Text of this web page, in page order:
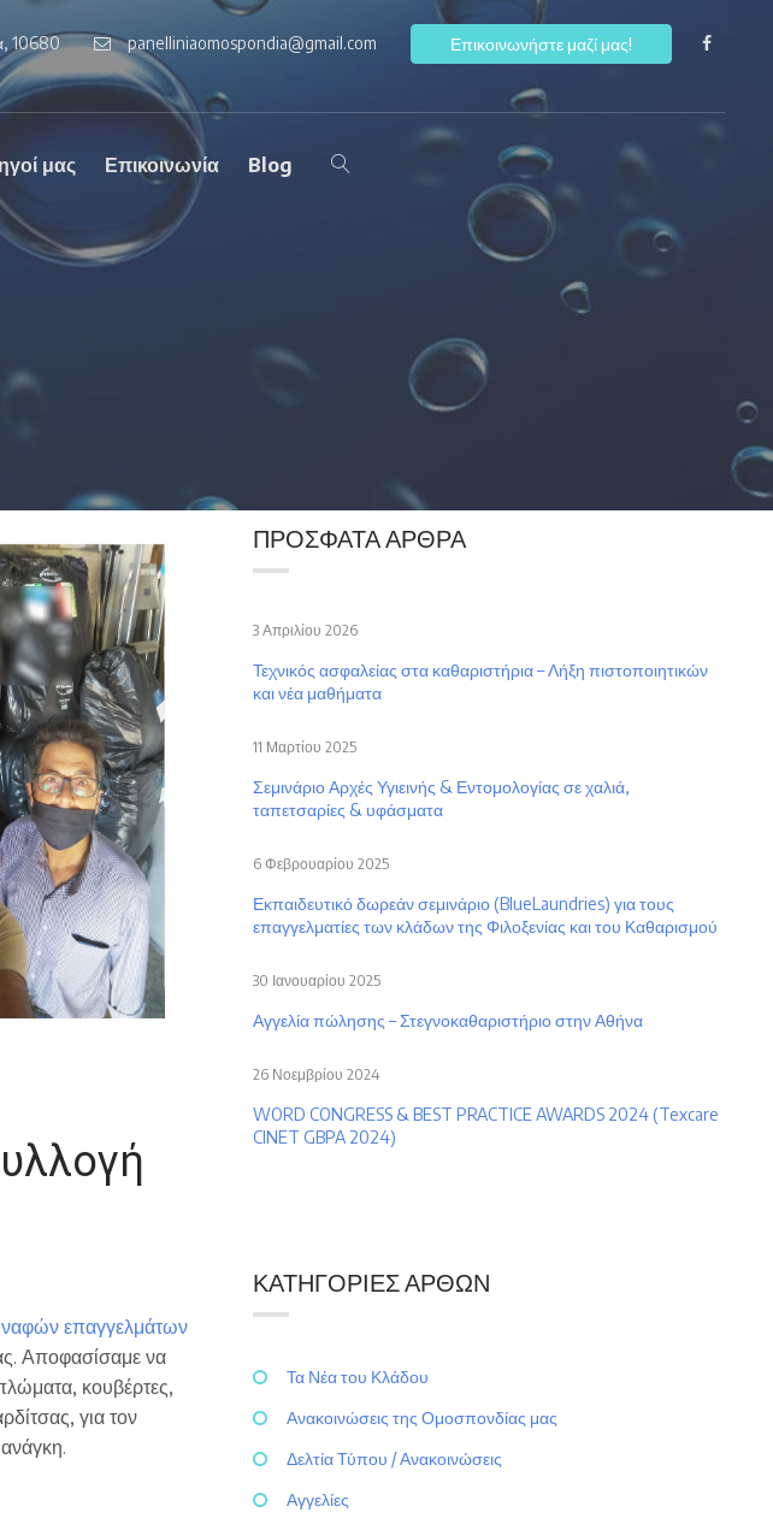
10680 panelliniaomospondia@gmail.com Επικοινωνήστε μαζί μας!
μας Επικοινωνία Blog
επαγγελμάτων
Αποφασίσαμε να
κουβέρτες,
για τον
ΠΡΌΣΦΑΤΑ ΆΡΘΡΑ
Τεχνικός ασφαλείας στα καθαριστήρια – Λήξη πιστοποιητικών
και νέα μαθήματα
3 Απριλίου 2026
Σεμινάριο Αρχές Υγιεινής & Εντομολογίας σε χαλιά,
ταπετσαρίες & υφάσματα
11 Μαρτίου 2025
Εκπαιδευτικό δωρεάν σεμινάριο (BlueLaundries) για τους
επαγγελματίες των κλάδων της Φιλοξενίας και του Καθαρισμού
6 Φεβρουαρίου 2025
Αγγελία πώλησης – Στεγνοκαθαριστήριο στην Αθήνα
30 Ιανουαρίου 2025
WORD CONGRESS & BEST PRACTICE AWARDS 2024 (Texcare
CINET GBPA 2024)
26 Νοεμβρίου 2024
ΚΑΤΗΓΟΡΊΕΣ ΆΡΘΩΝ
Τα Νέα του Κλάδου
Ανακοινώσεις της Ομοσπονδίας μας
Δελτία Τύπου / Ανακοινώσεις
Αγγελίες